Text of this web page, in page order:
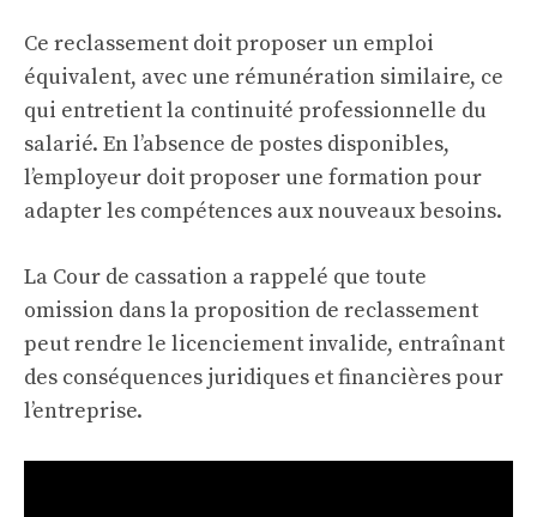
Ce reclassement doit proposer un emploi
équivalent, avec une rémunération similaire, ce
qui entretient la continuité professionnelle du
salarié. En l’absence de postes disponibles,
l’employeur doit proposer une formation pour
adapter les compétences aux nouveaux besoins.
La Cour de cassation a rappelé que toute
omission dans la proposition de reclassement
peut rendre le licenciement invalide, entraînant
des conséquences juridiques et financières pour
l’entreprise.